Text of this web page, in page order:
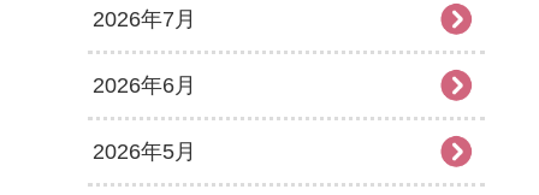
2026年7月
2026年6月
2026年5月